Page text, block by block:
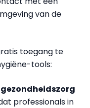
van de
toegang te
tools:
professionals in